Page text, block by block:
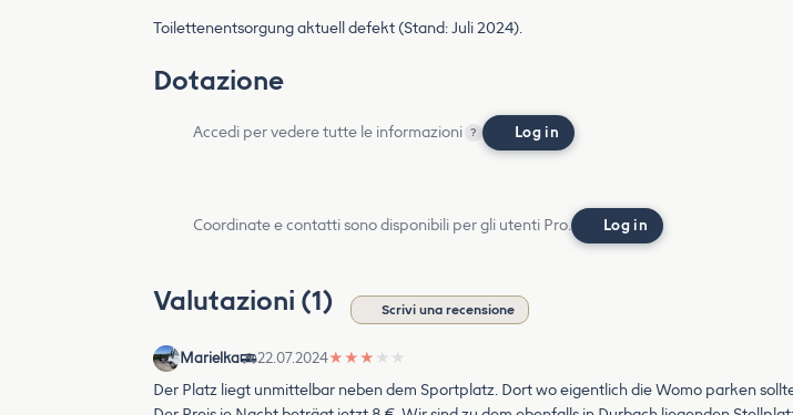
Toilettenentsorgung aktuell defekt (Stand: Juli 2024).
Dotazione
Accedi per vedere tutte le informazioni ? Log in
Coordinate e contatti sono disponibili per gli utenti Pro. Log in
Valutazioni (1) Scrivi una recensione
Marielka 22.07.2024★ ★ ★ ★ ★
Der Platz liegt unmittelbar neben dem Sportplatz. Dort wo eigentlich die Womo parken